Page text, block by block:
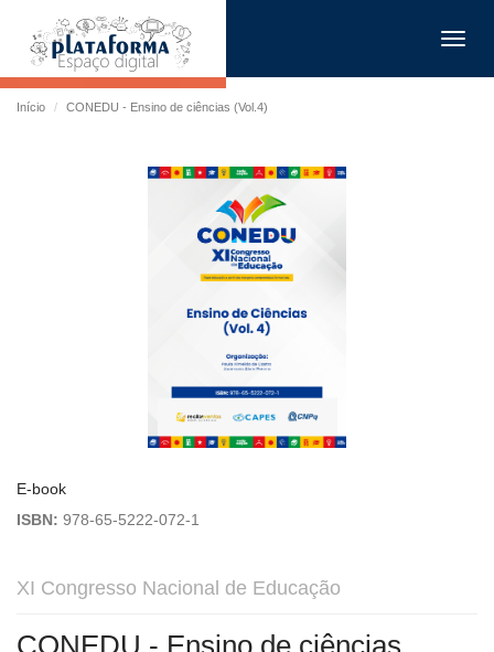
Início CONEDU - Ensino de ciências (Vol.4)
E-book
ISBN: 978-65-5222-072-1
XI Congresso Nacional de Educação
CONEDU - Ensino de ciências